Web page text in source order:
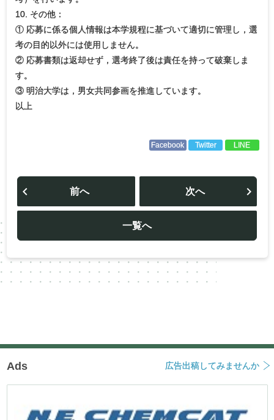
10. その他：
① 応募に係る個人情報は本学規程に基づいて適切に管理し，選
考の目的以外には使用しません。
② 応募書類は返却せず，選考終了後は責任を持って破棄しま
す。
③ 明治大学は，男女共同参画を推進しています。
以上
Facebook Twitter LINE
投
ビ
ー
シ
ョ
前へ
一覧へ
次へ
Ads 広告出稿してみませんか